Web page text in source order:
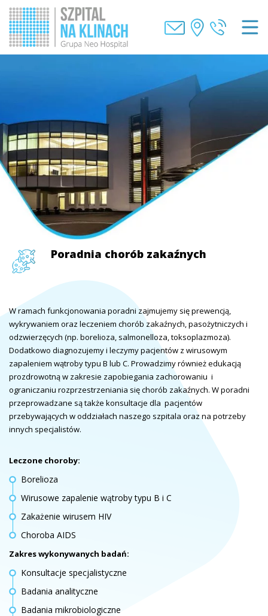
Poradnia chorób zakaźnych
Poradnia chorób zakaźnych
Poradnia chorób zakaźnych
W ramach funkcjonowania poradni zajmujemy się prewencją,
wykrywaniem oraz leczeniem chorób zakaźnych, pasożytniczych i
odzwierzęcych (np. borelioza, salmonelloza, toksoplazmoza).
Dodatkowo diagnozujemy i leczymy pacjentów z wirusowym
zapaleniem wątroby typu B lub C. Prowadzimy również edukacją
prozdrowotną w zakresie zapobiegania zachorowaniu i
ograniczaniu rozprzestrzeniania się chorób zakaźnych. W poradni
przeprowadzane są także konsultacje dla pacjentów
przebywających w oddziałach naszego szpitala oraz na potrzeby
innych specjalistów.
Leczone choroby:
Borelioza
Wirusowe zapalenie wątroby typu B i C
Zakażenie wirusem HIV
Choroba AIDS
Zakres wykonywanych badań:
Konsultacje specjalistyczne
Badania analityczne
Badania mikrobiologiczne